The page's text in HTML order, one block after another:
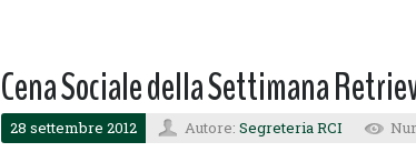
Cena Sociale della Settimana
28 settembre 2012 Autore: Segreteria RCI